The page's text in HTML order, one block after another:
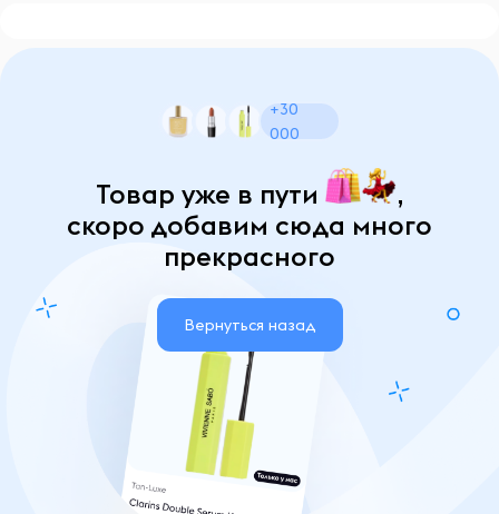
+30
000
Товар уже в пути
,
скоро добавим сюда много
прекрасного
Вернуться назад